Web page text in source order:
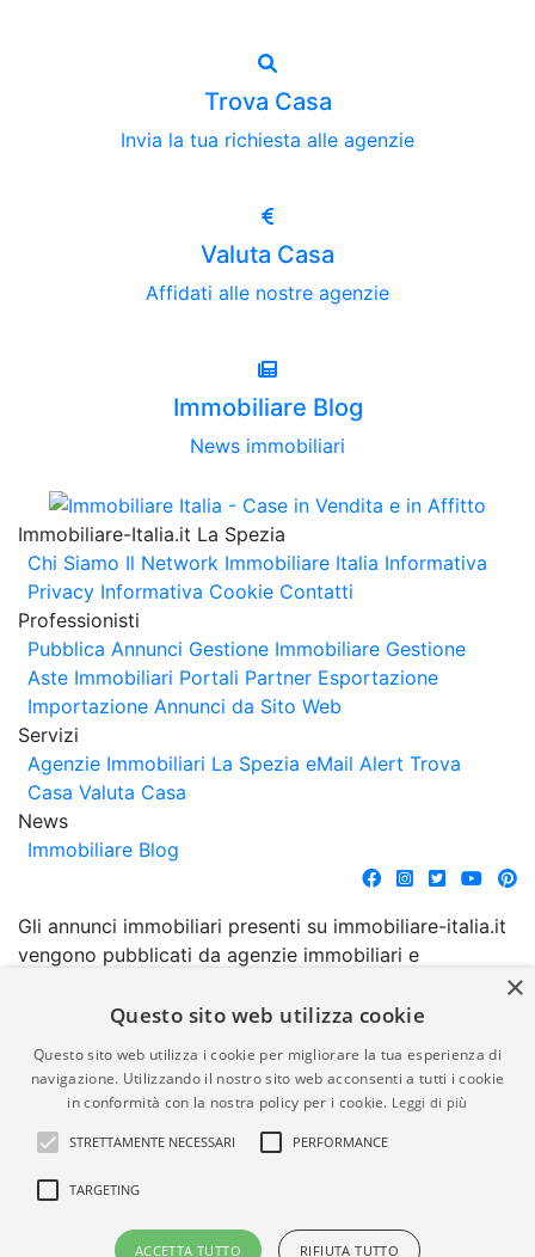
Trova Casa
Invia la tua richiesta alle agenzie
Valuta Casa
Affidati alle nostre agenzie
Immobiliare Blog
News immobiliari
Immobiliare-Italia.it La Spezia
Chi Siamo Il Network Immobiliare Italia Informativa
Privacy Informativa Cookie Contatti
Professionisti
Pubblica Annunci Gestione Immobiliare Gestione
Aste Immobiliari Portali Partner Esportazione
Importazione Annunci da Sito Web
Servizi
Agenzie Immobiliari La Spezia eMail Alert Trova
Casa Valuta Casa
News
Immobiliare Blog
Gli annunci immobiliari presenti su immobiliare-italia.it
vengono pubblicati da agenzie immobiliari e
comporta l'approvazione o l'avallo da parte di
garanzia da parte di quest'ultima. immobiliare-italia.it
quindi non è responsabile della veridicità, della
correttezza, della completezza, della normativa in
materia di privacy e/o di alcun altro aspetto dei
suddetti annunci.
© Copyright 2007 - 2026
Powered by
×
Questo sito web utilizza cookie
Questo sito web utilizza i cookie per migliorare la tua esperienza di
navigazione. Utilizzando il nostro sito web acconsenti a tutti i cookie
in conformità con la nostra policy per i cookie. Leggi di più
STRETTAMENTE NECESSARI PERFORMANCE
TARGETING
ACCETTA TUTTO RIFIUTA TUTTO